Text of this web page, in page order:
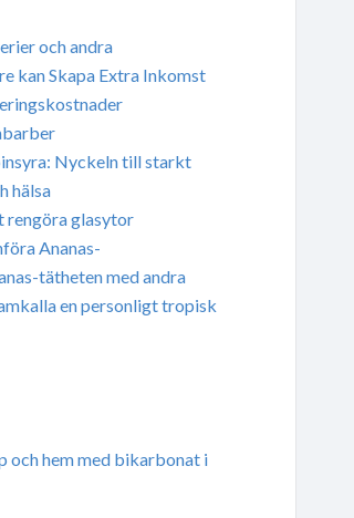
och andra
kan Skapa Extra Inkomst
Nyckeln till starkt
hälsa
rengöra glasytor
Ananas-
tätheten med andra
en personligt tropisk
och hem med bikarbonat i